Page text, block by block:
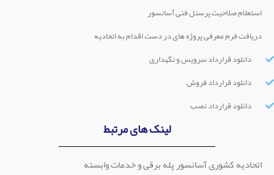
استعلام صلاحیت پرسنل فنی آسانسور
دریافت فرم معرفی پروژه های در دست اقدام به اتحادیه
دانلود قرارداد سرویس و نگهداری
دانلود قرارداد فروش
دانلود قرارداد نصب
لینک های مرتبط
اتحادیه کشوری آسانسور پله برقی و خدمات وابسته